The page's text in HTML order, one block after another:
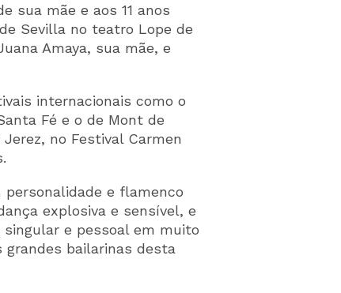
sua mãe e aos 11 anos
Sevilla no teatro Lope de
Amaya, sua mãe, e
internacionais como o
Fé e o de Mont de
no Festival Carmen
e flamenco
explosiva e sensível, e
e pessoal em muito
grandes bailarinas desta